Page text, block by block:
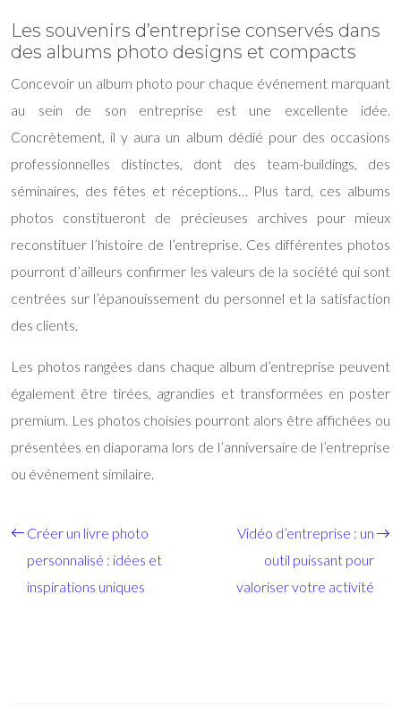
Les souvenirs d’entreprise conservés dans
des albums photo designs et compacts
Concevoir un album photo pour chaque événement marquant
au sein de son entreprise est une excellente idée.
Concrètement, il y aura un album dédié pour des occasions
professionnelles distinctes, dont des team-buildings, des
séminaires, des fêtes et réceptions… Plus tard, ces albums
photos constitueront de précieuses archives pour mieux
reconstituer l’histoire de l’entreprise. Ces différentes photos
pourront d’ailleurs confirmer les valeurs de la société qui sont
centrées sur l’épanouissement du personnel et la satisfaction
des clients.
Les photos rangées dans chaque album d’entreprise peuvent
également être tirées, agrandies et transformées en poster
premium. Les photos choisies pourront alors être affichées ou
présentées en diaporama lors de l’anniversaire de l’entreprise
ou événement similaire.
Créer un livre photo
personnalisé : idées et
inspirations uniques
Vidéo d’entreprise : un
outil puissant pour
valoriser votre activité